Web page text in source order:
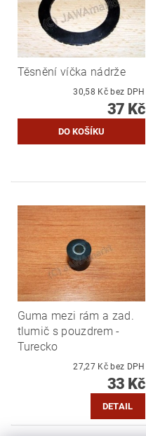
Těsnění víčka nádrže
30,58 Kč bez DPH
37 Kč
Guma mezi rám a zad.
tlumič s pouzdrem -
Turecko
27,27 Kč bez DPH
33 Kč
DETAIL